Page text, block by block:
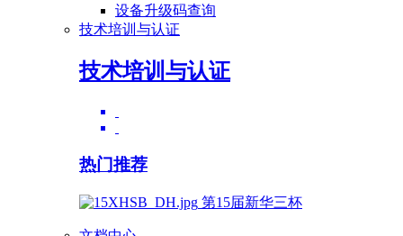
设备升级码查询
技术培训与认证
技术培训与认证
热门推荐
第15届新华三杯